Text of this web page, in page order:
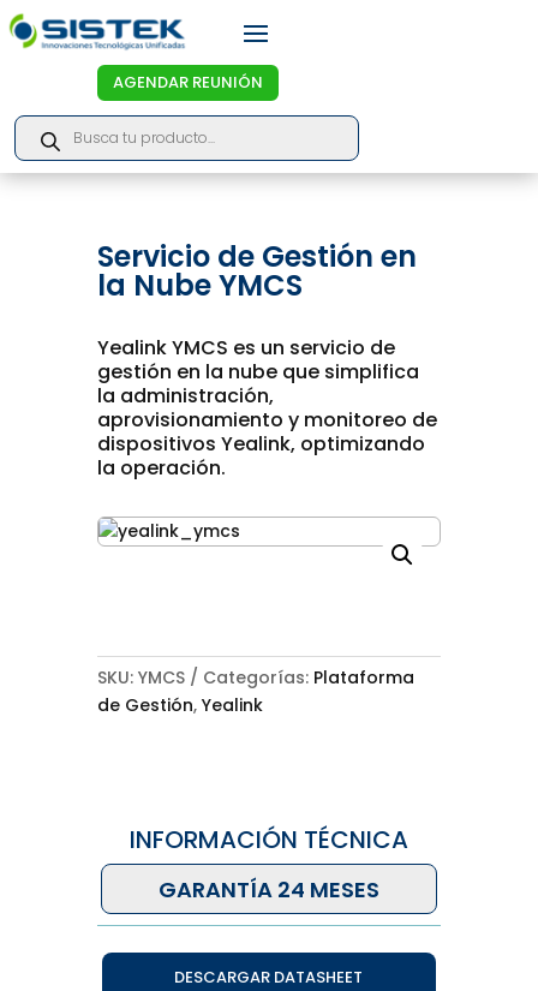
AGENDAR REUNIÓN
Products
search
Servicio de Gestión en
la Nube YMCS
Yealink YMCS es un servicio de
gestión en la nube que simplifica
la administración,
aprovisionamiento y monitoreo de
dispositivos Yealink, optimizando
la operación.
SKU: YMCS Categorías: Plataforma
de Gestión, Yealink
INFORMACIÓN TÉCNICA
GARANTÍA 24 MESES
DESCARGAR DATASHEET